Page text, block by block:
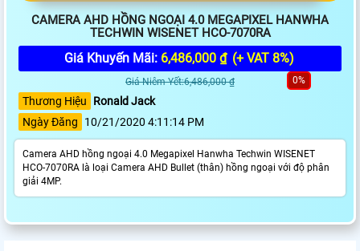
CAMERA AHD HỒNG NGOẠI 4.0 MEGAPIXEL HANWHA
TECHWIN WISENET HCO-7070RA
Giá Khuyến Mãi: 6,486,000 ₫ (+ VAT 8%)
Giá Niêm Yết:6,486,000 ₫ 0%
Thương Hiệu
Ronald Jack
Ngày Đăng
10/21/2020 4:11:14 PM
Camera AHD hồng ngoại 4.0 Megapixel Hanwha Techwin WISENET
HCO-7070RA là loại Camera AHD Bullet (thân) hồng ngoại với độ phân
giải 4MP.